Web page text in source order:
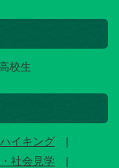
校生
ハイキング
社会見学